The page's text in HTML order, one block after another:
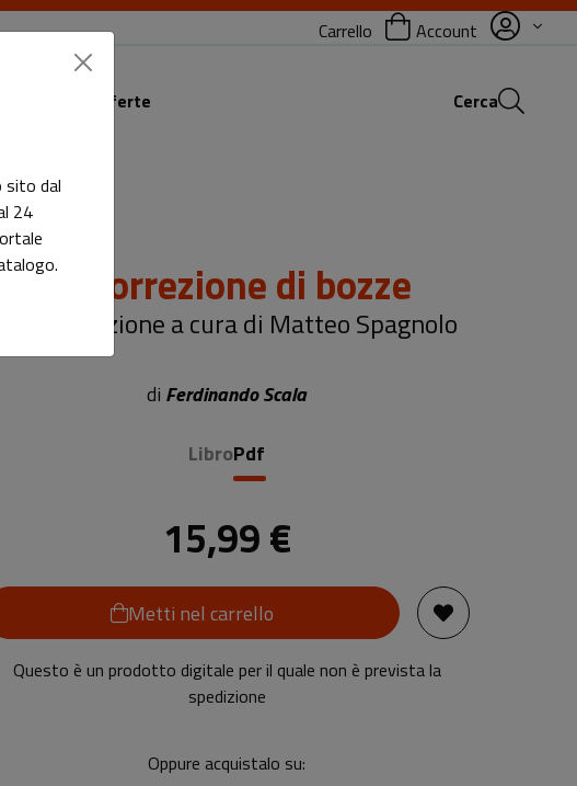
Carrello Account
Le offerte Cerca
La correzione di bozze
Nuova edizione a cura di Matteo Spagnolo
di Ferdinando Scala
LibroPdf
15,99 €
Metti nel carrello
Questo è un prodotto digitale per il quale non è prevista la
spedizione
Oppure acquistalo su:
dal
24